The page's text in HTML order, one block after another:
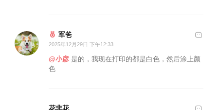
军爸
2025年12月29日 下午12:33
@小彦 是的，我现在打印的都是白色，然后涂上颜
色
花非花